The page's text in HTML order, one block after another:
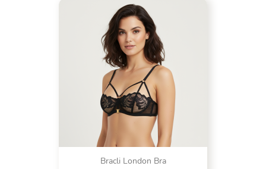
Bracli London Bra